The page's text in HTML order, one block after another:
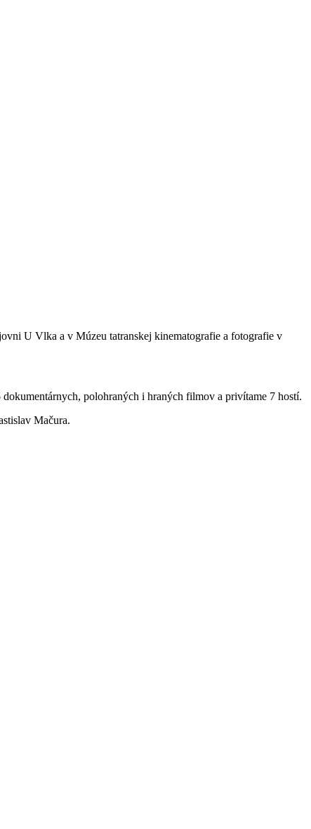
U Vlka a v Múzeu tatranskej kinematografie a fotografie v
polohraných i hraných filmov a privítame 7 hostí.
Mačura.